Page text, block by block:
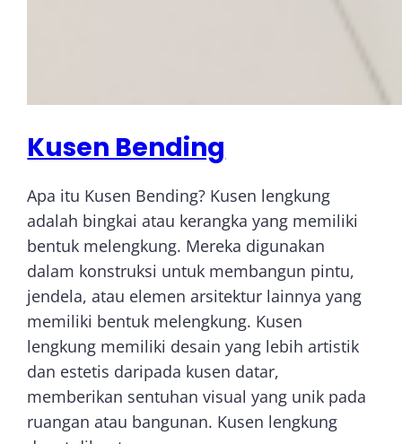
Kusen Bending
Apa itu Kusen Bending? Kusen lengkung
adalah bingkai atau kerangka yang memiliki
bentuk melengkung. Mereka digunakan
dalam konstruksi untuk membangun pintu,
jendela, atau elemen arsitektur lainnya yang
memiliki bentuk melengkung. Kusen
lengkung memiliki desain yang lebih artistik
dan estetis daripada kusen datar,
memberikan sentuhan visual yang unik pada
ruangan atau bangunan. Kusen lengkung